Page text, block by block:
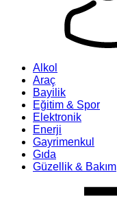
Alkol
Araç
Bayilik
Eğitim & Spor
Elektronik
Enerji
Gayrimenkul
Gıda
Güzellik & Bakım